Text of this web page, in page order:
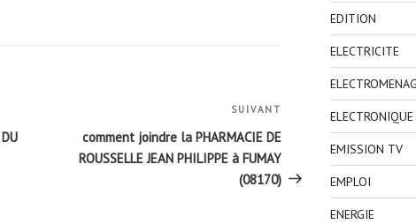
suivant
SUIVANT
comment joindre la PHARMACIE DE
ROUSSELLE JEAN PHILIPPE à FUMAY
(08170)
EDITION
ELECTRICITE
EMISSION TV
EMPLOI
ENERGIE